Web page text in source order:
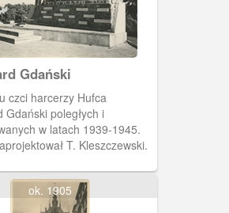
Gdański
czci harcerzy Hufca
Gdański poległych i
w latach 1939-1945.
T. Kleszczewski.
ok. 1905